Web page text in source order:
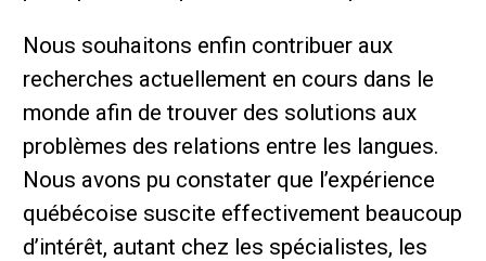
Nous souhaitons enfin contribuer aux
recherches actuellement en cours dans le
monde afin de trouver des solutions aux
problèmes des relations entre les langues.
Nous avons pu constater que l’expérience
québécoise suscite effectivement beaucoup
d’intérêt, autant chez les spécialistes, les